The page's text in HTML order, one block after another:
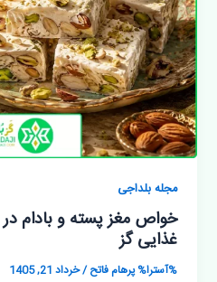
مجله بلداجی
خواص مغز پسته و بادام
غذایی گز
%آسترا%پرهام فاتح/خرداد 21, 1405